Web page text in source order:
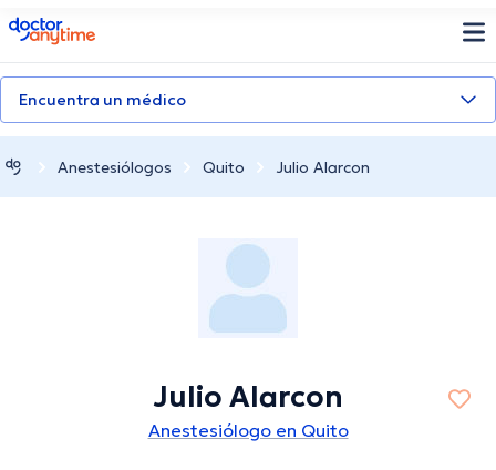
doctoranytime
Encuentra un médico
Anestesiólogos Quito Julio Alarcon
Julio Alarcon
Anestesiólogo en Quito